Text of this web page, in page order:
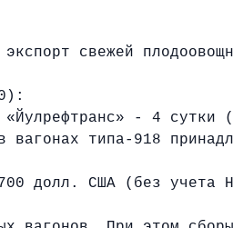
свежей
- 4 сутки
типа-918
долл. США (без учета